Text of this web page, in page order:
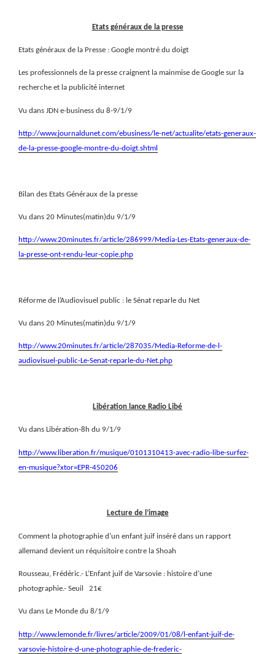
Etats généraux de la presse
Etats généraux de la Presse : Google montré du doigt
Les professionnels de la presse craignent la mainmise de Google sur la
recherche et la publicité internet
Vu dans JDN e-business du 8-9/1/9
http://www.journaldunet.com/ebusiness/le-net/actualite/etats-generaux-
de-la-presse-google-montre-du-doigt.shtml
Bilan des Etats Généraux de la presse
Vu dans 20 Minutes(matin)du 9/1/9
http://www.20minutes.fr/article/286999/Media-Les-Etats-generaux-de-
la-presse-ont-rendu-leur-copie.php
Réforme de l’Audiovisuel public : le Sénat reparle du Net
Vu dans 20 Minutes(matin)du 9/1/9
http://www.20minutes.fr/article/287035/Media-Reforme-de-l-
audiovisuel-public-Le-Senat-reparle-du-Net.php
Libération lance Radio Libé
Vu dans Libération-8h du 9/1/9
http://www.liberation.fr/musique/0101310413-avec-radio-libe-surfez-
en-musique?xtor=EPR-450206
Lecture de l’image
Comment la photographie d’un enfant juif inséré dans un rapport
allemand devient un réquisitoire contre la Shoah
Rousseau, Frédéric.- L’Enfant juif de Varsovie : histoire d’une
photographie.- Seuil
21€
Vu dans Le Monde du 8/1/9
http://www.lemonde.fr/livres/article/2009/01/08/l-enfant-juif-de-
varsovie-histoire-d-une-photographie-de-frederic-